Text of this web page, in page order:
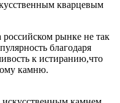
рынке не так
благодаря
к истиранию,что
камню.